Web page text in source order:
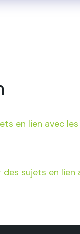
en lien avec
sujets en